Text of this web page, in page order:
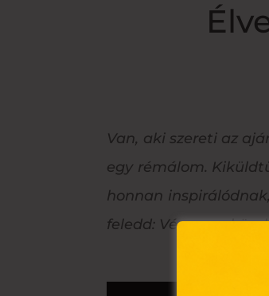
Van, aki szereti az
egy rémálom.
honnan
feledd: Vészesen